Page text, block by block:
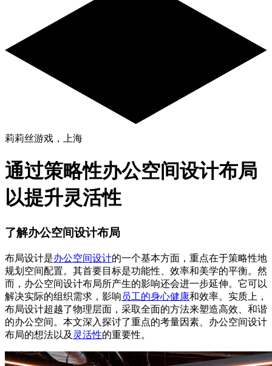
莉莉丝游戏，上海
通过策略性办公空间设计布局
以提升灵活性
了解办公空间设计布局
布局设计是办公空间设计的一个基本方面，重点在于策略性地
规划空间配置。其首要目标是功能性、效率和美学的平衡。然
而，办公空间设计布局所产生的影响还会进一步延伸。它可以
解决实际的组织需求，影响 员工的身心健康和效率。实质上，
布局设计超越了物理层面，采取全面的方法来塑造高效、和谐
的办公空间。本文深入探讨了重点的考量因素、办公空间设计
布局的想法以及 灵活性的重要性。